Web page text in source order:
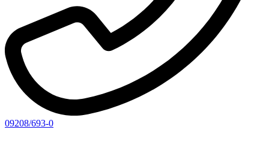
09208/693-0